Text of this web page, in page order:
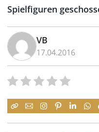
Spielfiguren
VB
17.04.2016